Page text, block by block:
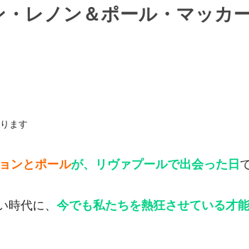
レノン＆ポール・マッカ
ます
ンとポールが、リヴァプールで出会った日
代に、 今でも私たちを熱狂させている才